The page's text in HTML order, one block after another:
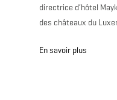
directrice d’hôtel
des châteaux du
En savoir plus